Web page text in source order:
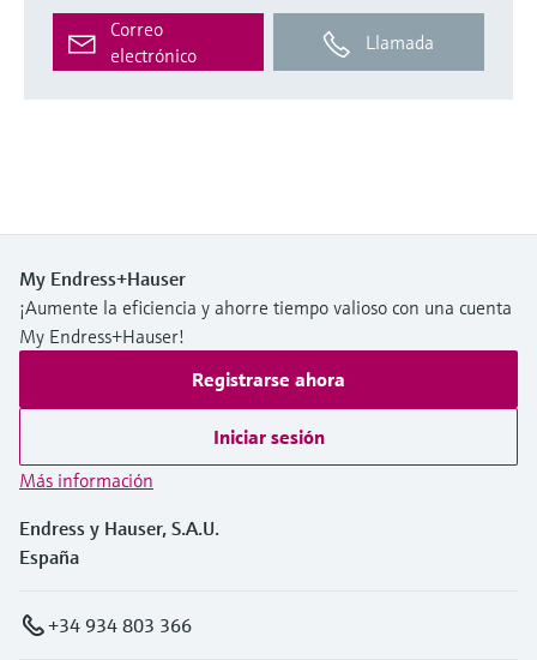
Correo
electrónico
Llamada
My Endress+Hauser
¡Aumente la eficiencia y ahorre tiempo valioso con una cuenta
My Endress+Hauser!
Registrarse ahora
Iniciar sesión
Más información
Endress y Hauser, S.A.U.
España
+34 934 803 366